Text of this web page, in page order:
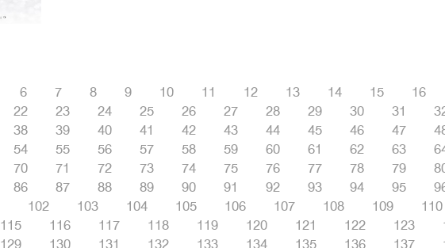
6 7 8 9 10 11 12 13 14 15
16
22 23 24 25 26 27 28 29 30 31
38 39 40 41 42 43 44 45 46 47
54 55 56 57 58 59 60 61 62 63
70 71 72 73 74 75 76 77 78 79
86 87 88 89 90 91 92 93 94 95
102 103 104 105 106 107 108 109
110
115 116 117 118 119 120 121 122 123